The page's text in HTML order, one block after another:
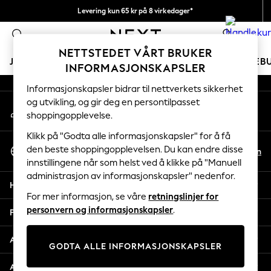
Levering kun 65 kr på 8 virkedager*
Vi betaler alle tollavgifter 0
JENTER GUTTER BABY KVINNER MENN
GIRLS
New In
50 - 92cm
98 - 110cm
116 - 134cm
140 - 174cm
Trending: Top & Short Sets
Trending: Clogs
Toy Story
THE SET
Coats & Jackets
Sweatshirts & Hoodies
An error occurred on client
Våre sosiale nettverk
Min konto
Logg inn på kontoen din
Velg Språk
Norsk
No En
Hjelp
Personvern & Juridisk
Avdelinger
Andre tjenester
NETTSTEDET VÅRT BRUKER
INFORMASJONSKAPSLER
Informasjonskapsler bidrar til nettverkets sikkerhet
og utvikling, og gir deg en persontilpasset
shoppingopplevelse.
Klikk på "Godta alle informasjonskapsler" for å få
den beste shoppingopplevelsen. Du kan endre disse
innstillingene når som helst ved å klikke på "Manuell
administrasjon av informasjonskapsler" nedenfor.
For mer informasjon, se våre retningslinjer for
personvern og informasjonskapsler.
GODTA ALLE INFORMASJONSKAPSLER